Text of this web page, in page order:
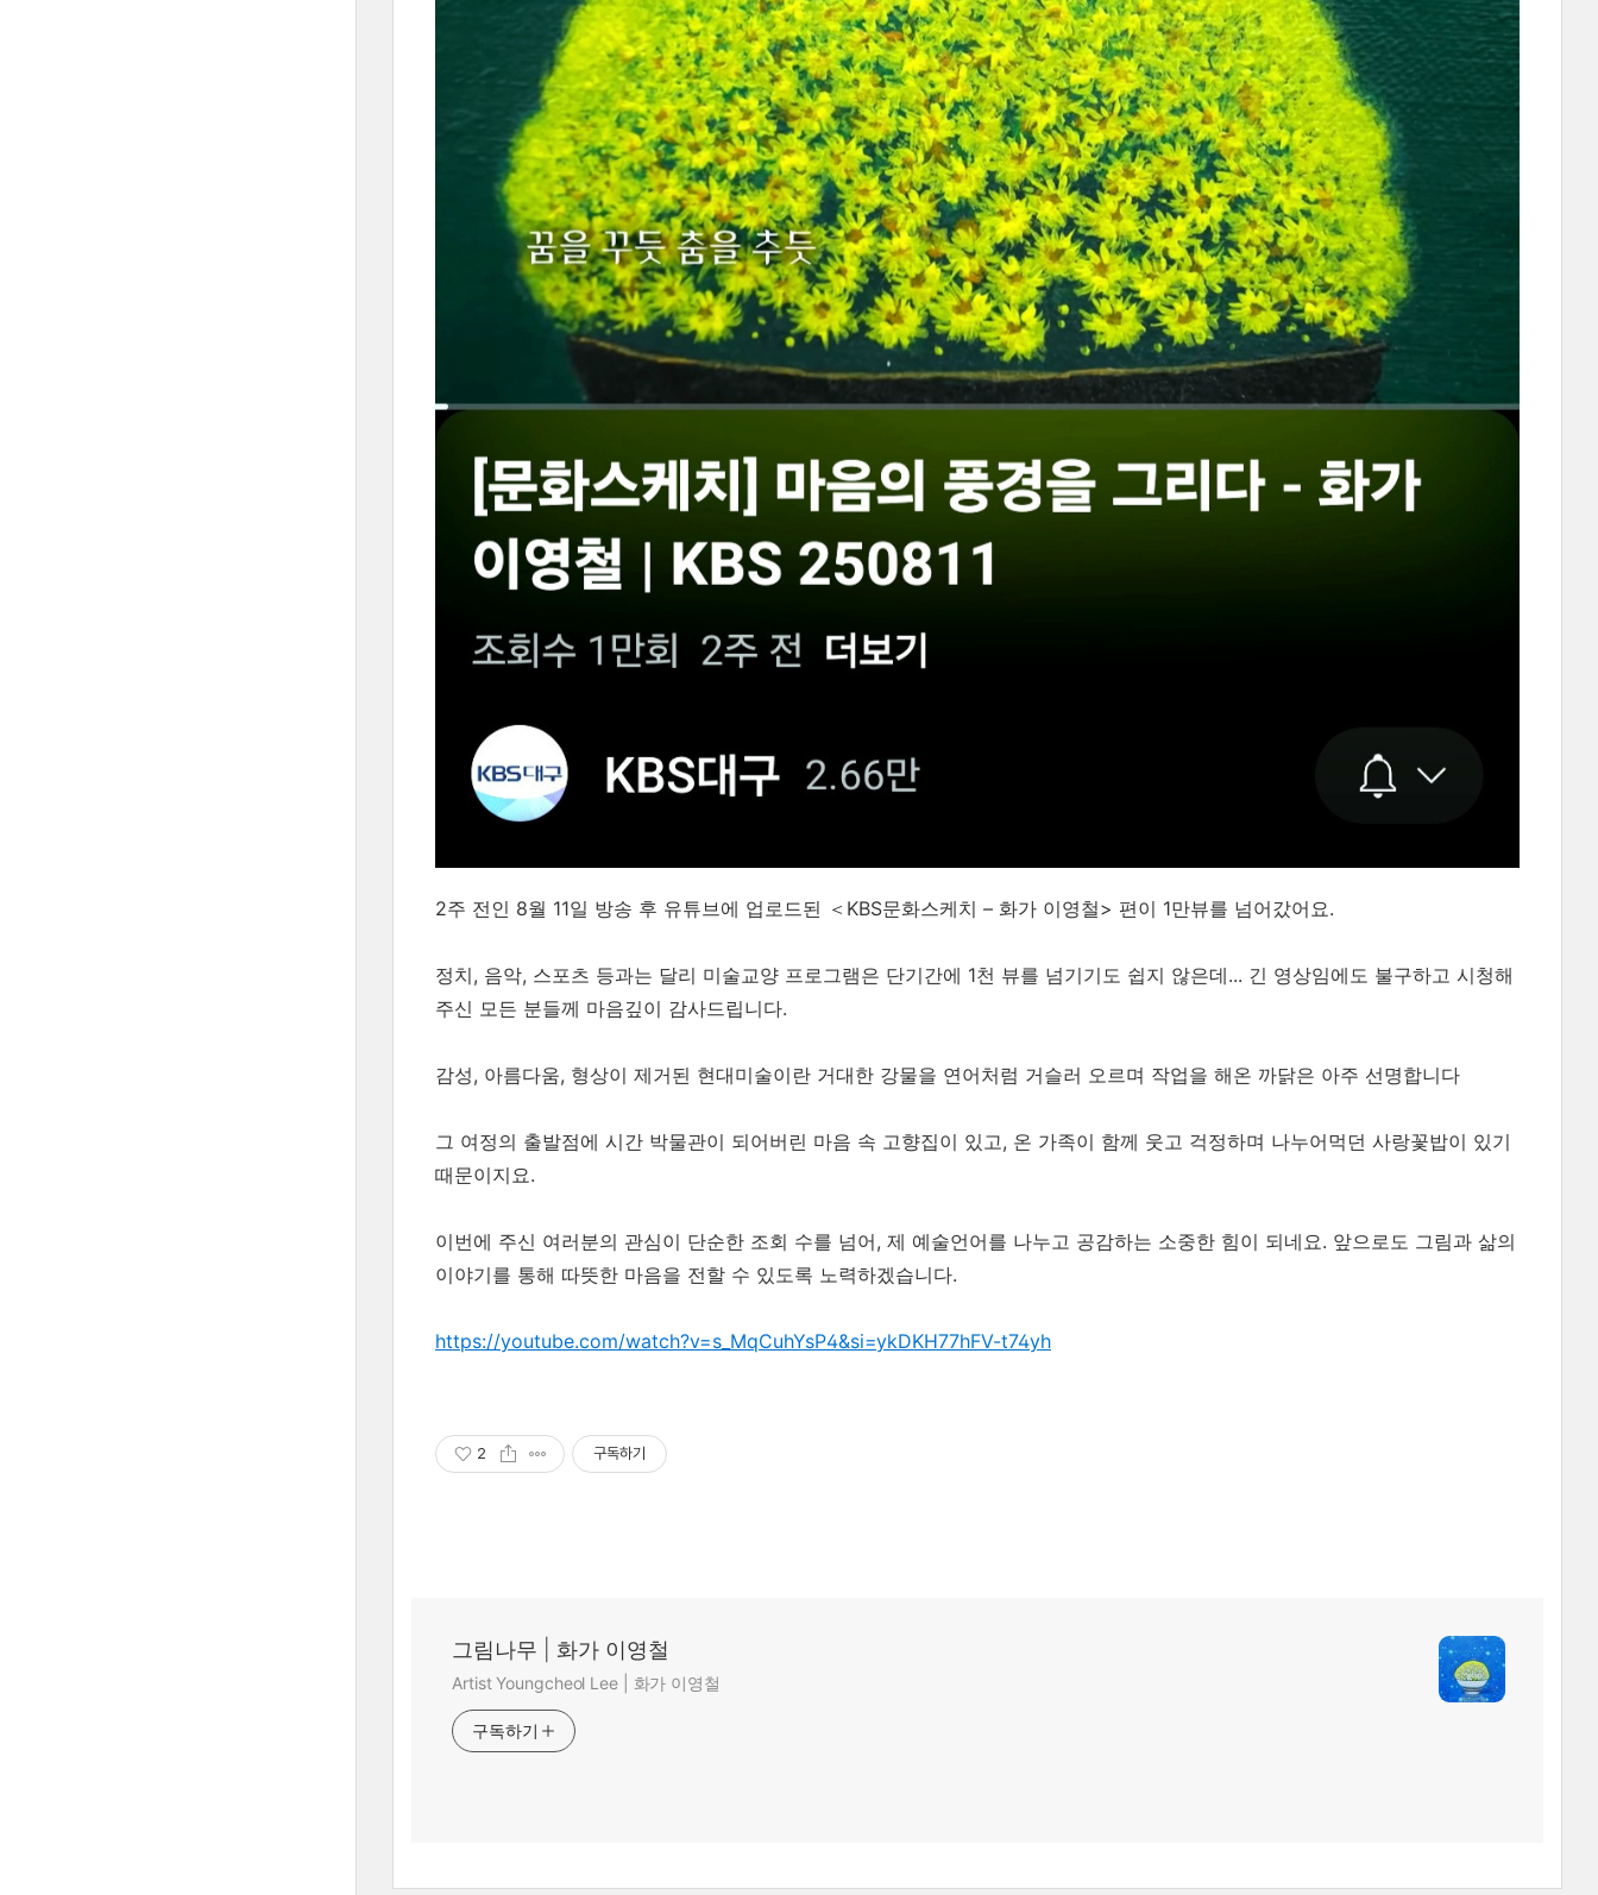
2주 전인 8월 11일 방송 후 유튜브에 업로드된 ＜KBS문화스케치 – 화가 이영철> 편이 1만뷰를 넘어갔어요.
정치, 음악, 스포츠 등과는 달리 미술교양 프로그램은 단기간에 1천 뷰를 넘기기도 쉽지 않은데... 긴 영상임에도 불구하고 시청해
주신 모든 분들께 마음깊이 감사드립니다.
감성, 아름다움, 형상이 제거된 현대미술이란 거대한 강물을 연어처럼 거슬러 오르며 작업을 해온 까닭은 아주 선명합니다
그 여정의 출발점에 시간 박물관이 되어버린 마음 속 고향집이 있고, 온 가족이 함께 웃고 걱정하며 나누어먹던 사랑꽃밥이 있기
때문이지요.
이번에 주신 여러분의 관심이 단순한 조회 수를 넘어, 제 예술언어를 나누고 공감하는 소중한 힘이 되네요. 앞으로도 그림과 삶의
이야기를 통해 따뜻한 마음을 전할 수 있도록 노력하겠습니다.
https://youtube.com/watch?v=s_MqCuhYsP4&si=ykDKH77hFV-t74yh
2 구독하기
그림나무 | 화가 이영철
Artist Youngcheol Lee | 화가 이영철
구독하기